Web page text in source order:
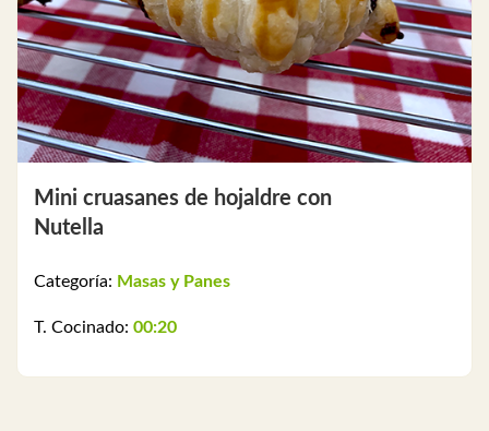
Mini cruasanes de hojaldre con
Nutella
Categoría: Masas y Panes
T. Cocinado: 00:20